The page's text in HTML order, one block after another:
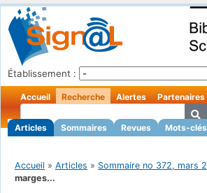
Établissement :
Accueil Recherche
Articles Sommaires Revues Mots-clés
Alertes Partenaires
Accueil » Articles » Sommaire no 372, mars
marges...